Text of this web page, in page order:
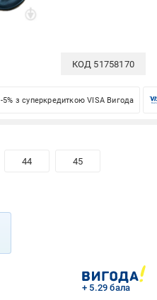
КОД 51758170
-5% з суперкредиткою VISA Вигода
44 45
+ 5.29 бала